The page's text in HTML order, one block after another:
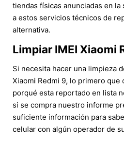
tiendas físicas anunciadas en
a estos servicios técnicos de
alternativa.
Limpiar IMEI Xiaomi
Si necesita hacer una limpieza
Xiaomi Redmi 9, lo primero que
porqué esta reportado en lista
si se compra nuestro informe
suficiente información para
celular con algún operador de